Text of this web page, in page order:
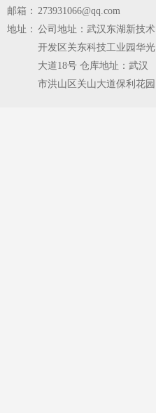
邮箱： 273931066@qq.com
地址： 公司地址：武汉东湖新技术
开发区关东科技工业园华光
大道18号 仓库地址：武汉
市洪山区关山大道保利花园